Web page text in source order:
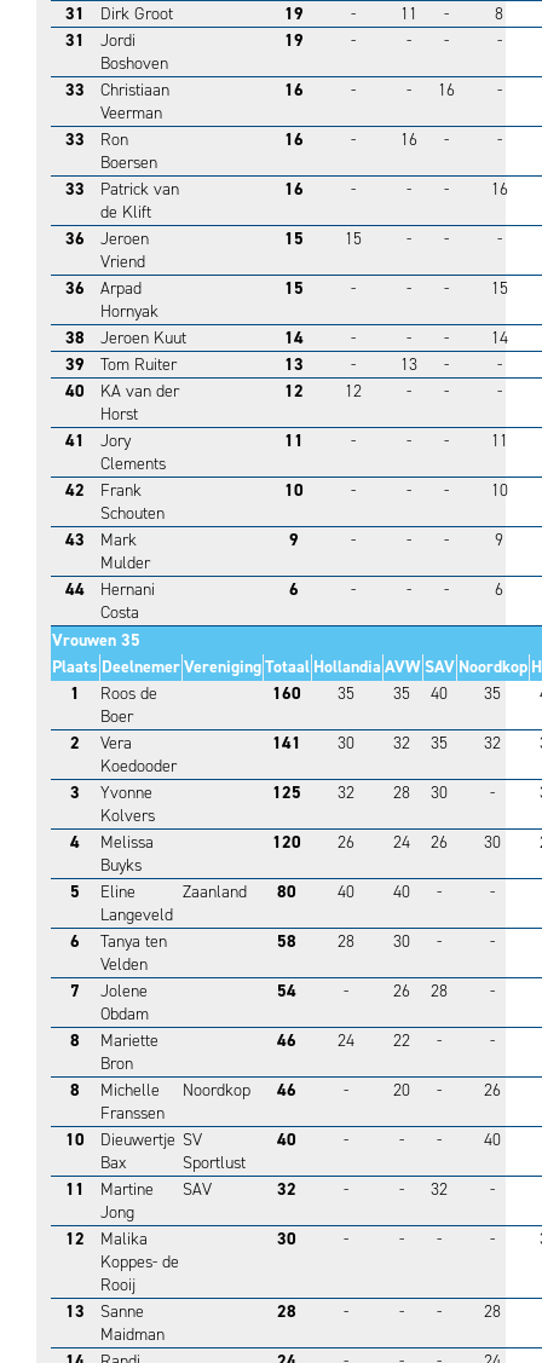
31
Dirk Groot 19 - 11 -
8
31
Jordi
Boshoven
19 - - - -
33
Christiaan
Veerman
16 - - 16 -
33
Ron
Boersen
16 - 16 - -
33
Patrick van
de Klift
16 - - - 16
36
Jeroen
Vriend
15 15 - - -
36
Arpad
Hornyak
15 - - - 15
38 Jeroen Kuut 14 - - -
14
39
Tom Ruiter 13 - 13 -
-
40
KA van der
Horst
12 12 - - -
41
Jory
Clements
11 - - - 11
42
Frank
Schouten
10 - - - 10
43
Mark
Mulder
9 - - - 9
44
Hernani
Costa
6 - - - 6
Vrouwen 35
Plaats DeelnemerVerenigingTotaal Hollandia AVWSAV Noordkop
1
Roos de
Boer
160 35 35 40 35
2
Vera
Koedooder
141 30 32 35 32
3
Yvonne
Kolvers
125 32 28 30 -
4
Melissa
Buyks
120 26 24 26 30
5
Eline
Langeveld
Zaanland 80 40 40 - -
6
Tanya ten
Velden
58 28 30 - -
7
Jolene
Obdam
54 - 26 28 -
8
Mariette
Bron
46 24 22 - -
8
Michelle
Franssen
Noordkop 46 - 20 - 26
10
Dieuwertje
Bax
SV
Sportlust
40 - - - 40
11
Martine
Jong
SAV 32 - - 32 -
12
Malika
Koppes- de
Rooij
30 - - - -
13
Sanne
Maidman
28 - - - 28